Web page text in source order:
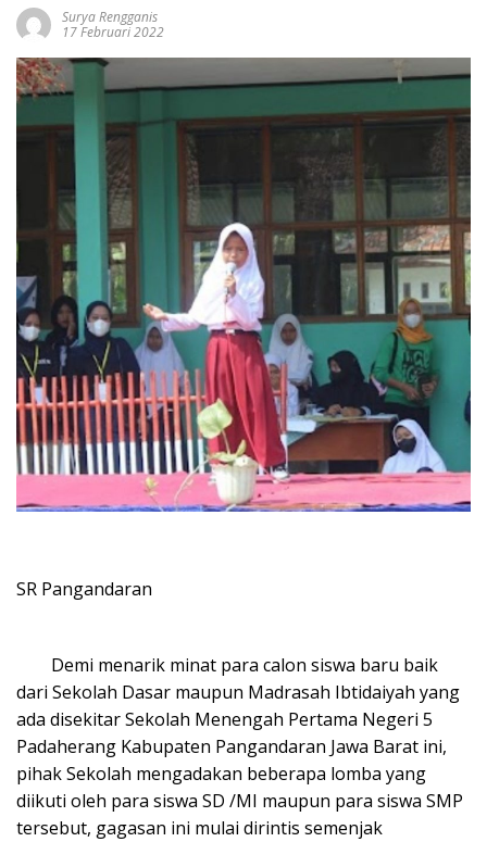
Surya Rengganis
17 Februari 2022
SR Pangandaran
Demi menarik minat para calon siswa baru baik
dari Sekolah Dasar maupun Madrasah Ibtidaiyah yang
ada disekitar Sekolah Menengah Pertama Negeri 5
Padaherang Kabupaten Pangandaran Jawa Barat ini,
pihak Sekolah mengadakan beberapa lomba yang
diikuti oleh para siswa SD /MI maupun para siswa SMP
tersebut, gagasan ini mulai dirintis semenjak